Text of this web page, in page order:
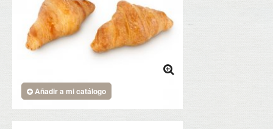
Añadir a mi catálogo